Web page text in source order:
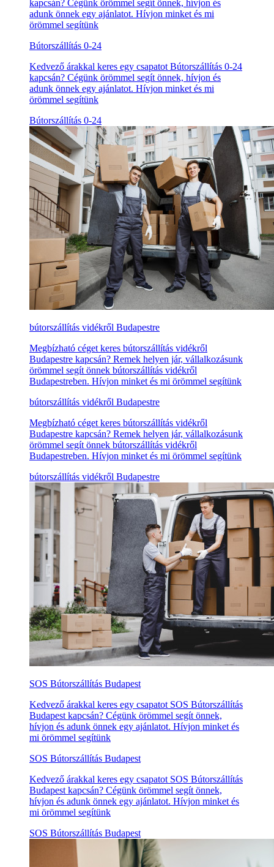
kapcsán? Cégünk örömmel segít önnek, hívjon és
adunk önnek egy ajánlatot. Hívjon minket és mi
örömmel segítünk
Bútorszállítás 0-24
Kedvező árakkal keres egy csapatot Bútorszállítás 0-24
kapcsán? Cégünk örömmel segít önnek, hívjon és
adunk önnek egy ajánlatot. Hívjon minket és mi
örömmel segítünk
Bútorszállítás 0-24
bútorszállítás vidékről Budapestre
Megbízható céget keres bútorszállítás vidékről
Budapestre kapcsán? Remek helyen jár, vállalkozásunk
örömmel segít önnek bútorszállítás vidékről
Budapestreben. Hívjon minket és mi örömmel segítünk
bútorszállítás vidékről Budapestre
Megbízható céget keres bútorszállítás vidékről
Budapestre kapcsán? Remek helyen jár, vállalkozásunk
örömmel segít önnek bútorszállítás vidékről
Budapestreben. Hívjon minket és mi örömmel segítünk
bútorszállítás vidékről Budapestre
SOS Bútorszállítás Budapest
Kedvező árakkal keres egy csapatot SOS Bútorszállítás
Budapest kapcsán? Cégünk örömmel segít önnek,
hívjon és adunk önnek egy ajánlatot. Hívjon minket és
mi örömmel segítünk
SOS Bútorszállítás Budapest
Kedvező árakkal keres egy csapatot SOS Bútorszállítás
Budapest kapcsán? Cégünk örömmel segít önnek,
hívjon és adunk önnek egy ajánlatot. Hívjon minket és
mi örömmel segítünk
SOS Bútorszállítás Budapest